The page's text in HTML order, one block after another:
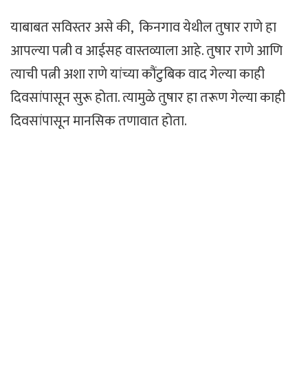
याबाबत सविस्तर असे की, किनगाव येथील तुषार राणे हा
आपल्या पत्नी व आईसह वास्तव्याला आहे. तुषार राणे आणि
त्याची पत्नी अशा राणे यांच्या कौंटुबिक वाद गेल्या काही
दिवसांपासून सुरू होता. त्यामुळे तुषार हा तरूण गेल्या काही
दिवसांपासून मानसिक तणावात होता.